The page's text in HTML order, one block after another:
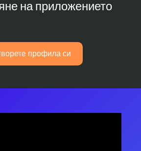
на приложението
профила си